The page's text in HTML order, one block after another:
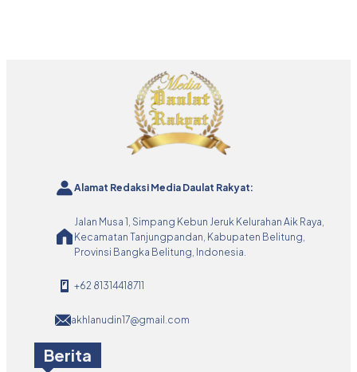
Alamat Redaksi Media Daulat Rakyat:
Jalan Musa 1, Simpang Kebun Jeruk Kelurahan Aik Raya,
Kecamatan Tanjungpandan, Kabupaten Belitung,
Provinsi Bangka Belitung, Indonesia.
+62 81314418711
akhlanudin17@gmail.com
Berita